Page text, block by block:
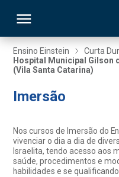
Ensino Einstein Curta
Hospital Municipal Gilson
(Vila Santa Catarina)
Imersão
Nos cursos de Imersão do
vivenciar o dia a dia de
Israelita, tendo acesso aos
saúde, procedimentos e
habilidades e se